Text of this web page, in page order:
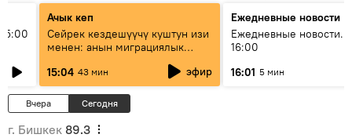
Ачык кеп
Сейрек кездешүүчү куштун изи
менен: анын миграциялык
жолу эмнеден кабар берет?
15:04 43 мин эфир
Ежедневные новости
Ежедневные новости.
16:00
16:01 5 мин
Вчера Сегодня
г. Бишкек 89.3